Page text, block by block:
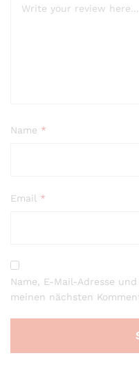
Name *
Email *
Name, E-Mail-Adresse
meinen nächsten